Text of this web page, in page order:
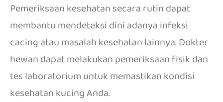
Pemeriksaan kesehatan secara rutin dapat
membantu mendeteksi dini adanya infeksi
cacing atau masalah kesehatan lainnya.Dokter
hewan dapat melakukan pemeriksaan fisik dan
tes laboratorium untuk memastikan kondisi
kesehatan kucing Anda.